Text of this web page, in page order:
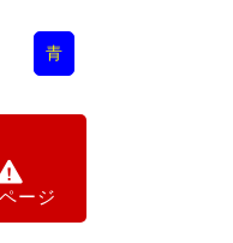
青
ージ